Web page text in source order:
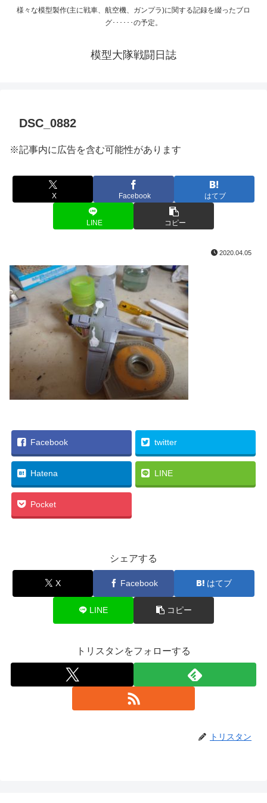
様々な模型製作(主に戦車、航空機、ガンプラ)に関する記録を綴ったブロ
グ･･････の予定。
模型大隊戦闘日誌
DSC_0882
※記事内に広告を含む可能性があります
X Facebook はてブ
LINE コピー
2020.04.05
Facebook twitter
Hatena LINE
Pocket
シェアする
X Facebook はてブ
LINE コピー
トリスタンをフォローする
トリスタン